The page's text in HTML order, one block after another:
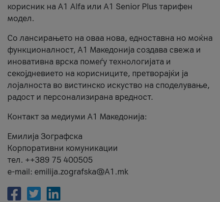
корисник на А1 Alfa или A1 Senior Plus тарифен
модел.
Со лансирањето на оваа нова, едноставна но моќна
функционалност, А1 Македонија создава свежа и
иновативна врска помеѓу технологијата и
секојдневието на корисниците, претворајќи ја
лојалноста во вистинско искуство на споделување,
радост и персонализирана вредност.
Контакт за медиуми А1 Македонија:
Емилија Зографска
Корпоративни комуникации
тел. ++389 75 400505
e-mail: emilija.zografska@A1.mk